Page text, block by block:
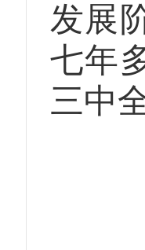
发展
七年
三中